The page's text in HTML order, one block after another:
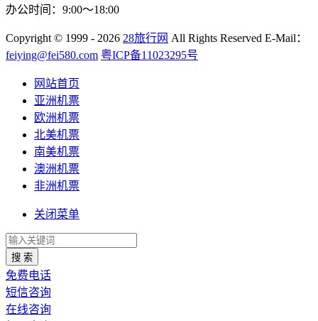
办公时间：9:00～18:00
Copyright © 1999 - 2026 28旅行网 All Rights Reserved E-Mail：
feiying@fei580.com 粤ICP备11023295号
网站首页
亚洲机票
欧洲机票
北美机票
南美机票
澳洲机票
非洲机票
关闭菜单
搜 索
免费电话
短信咨询
在线咨询